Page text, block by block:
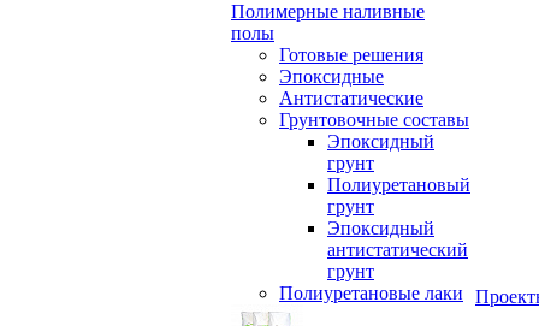
Полимерные наливные
полы
Готовые решения
Эпоксидные
Антистатические
Грунтовочные составы
Эпоксидный
грунт
Полиуретановый
грунт
Эпоксидный
антистатический
грунт
Полиуретановые лаки